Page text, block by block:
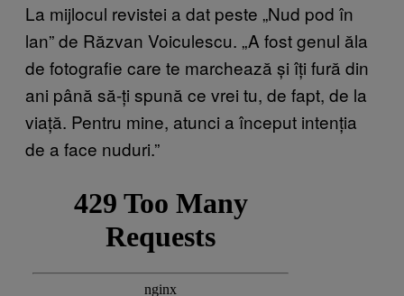
La mijlocul revistei a dat peste „Nud pod în
lan” de Răzvan Voiculescu. „A fost genul ăla
de fotografie care te marchează și îți fură din
ani până să-ți spună ce vrei tu, de fapt, de la
viață. Pentru mine, atunci a început intenția
de a face nuduri.”